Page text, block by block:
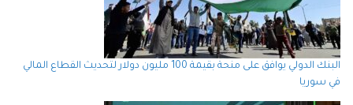
البنك الدولي يوافق على منحة بقيمة 100 مليون دولار لتحديث القطاع المالي
في سوريا